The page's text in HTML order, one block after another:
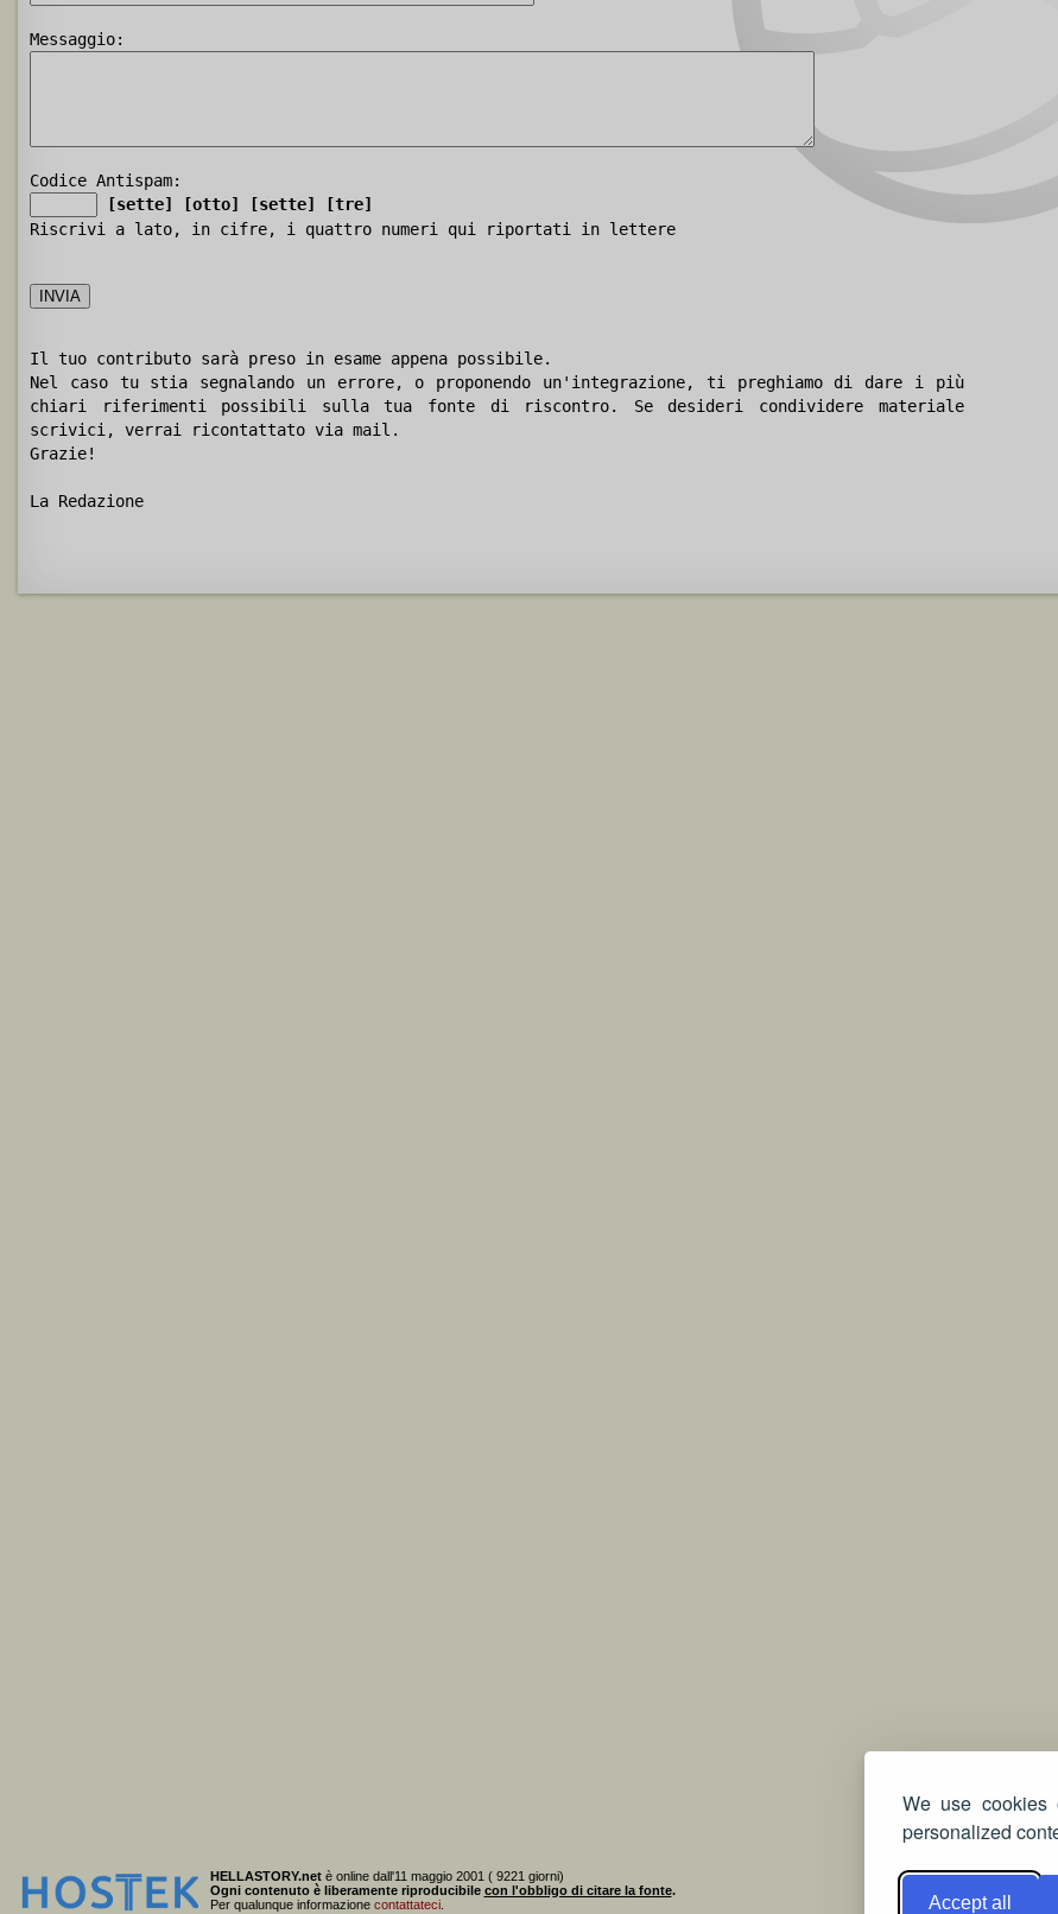
We use cookies
personalized
Accept all
Messaggio:
Codice Antispam:
[sette]
[otto] [sette]
[tre]
Riscrivi a lato, in cifre, i quattro numeri qui riportati in lettere
Il tuo contributo sarà preso in esame appena possibile.
Nel caso tu stia segnalando un errore, o proponendo un'integrazione, ti preghiamo di dare i più
chiari riferimenti possibili sulla tua fonte di riscontro. Se desideri condividere materiale
scrivici, verrai ricontattato via mail.
Grazie!
La Redazione
HELLASTORY.netè online dall'11 maggio 2001 ( 9221 giorni)
Ogni contenuto è liberamente riproducibile con l'obbligo di citare la fonte.
Per qualunque informazione contattateci.